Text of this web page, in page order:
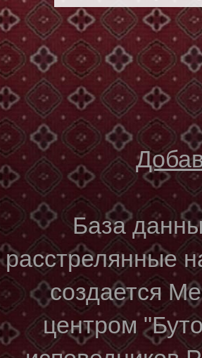
База
расстрелянные
создается
центром